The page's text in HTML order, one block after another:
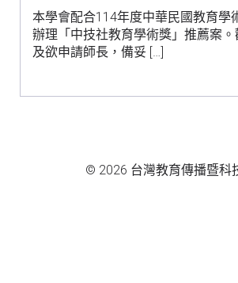
本學會配合114年度中華民國教育學
辦理「中技社教育學術獎」推薦案
及欲申請師長，備妥 […]
© 2026 台灣教育傳播暨科